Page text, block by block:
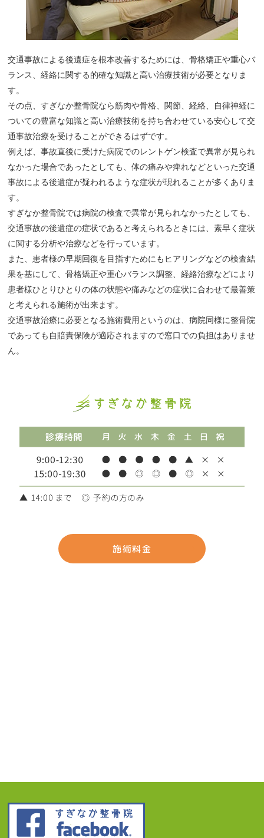
交通事故による後遺症を根本改善するためには、骨格矯正や重心バ
ランス、経絡に関する的確な知識と高い治療技術が必要となりま
す。
その点、すぎなか整骨院なら筋肉や骨格、関節、経絡、自律神経に
ついての豊富な知識と高い治療技術を持ち合わせている安心して交
通事故治療を受けることができるはずです。
例えば、事故直後に受けた病院でのレントゲン検査で異常が見られ
なかった場合であったとしても、体の痛みや痺れなどといった交通
事故による後遺症が疑われるような症状が現れることが多くありま
す。
すぎなか整骨院では病院の検査で異常が見られなかったとしても、
交通事故の後遺症の症状であると考えられるときには、素早く症状
に関する分析や治療などを行っています。
また、患者様の早期回復を目指すためにもヒアリングなどの検査結
果を基にして、骨格矯正や重心バランス調整、経絡治療などにより
患者様ひとりひとりの体の状態や痛みなどの症状に合わせて最善策
と考えられる施術が出来ます。
交通事故治療に必要となる施術費用というのは、病院同様に整骨院
であっても自賠責保険が適応されますので窓口での負担はありませ
ん。
施術料金